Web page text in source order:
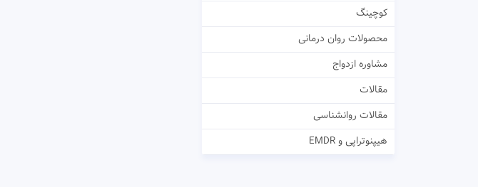
کوچینگ
محصولات روان درمانی
مشاوره ازدواج
مقالات
مقالات روانشناسی
هیپنوتراپی و EMDR